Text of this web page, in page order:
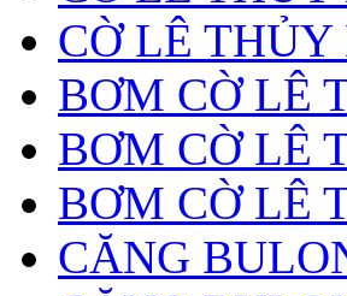
CỜ LÊ
BƠM CỜ LÊ
BƠM CỜ LÊ
BƠM CỜ LÊ
CĂNG